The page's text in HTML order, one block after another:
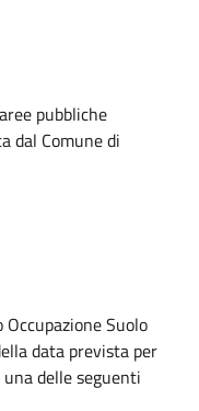
pubbliche
dal Comune di
Suolo
data prevista per
delle seguenti